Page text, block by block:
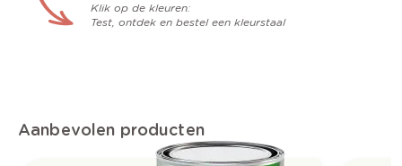
Klik op de kleuren:
Test, ontdek en bestel een kleurstaal
Aanbevolen producten